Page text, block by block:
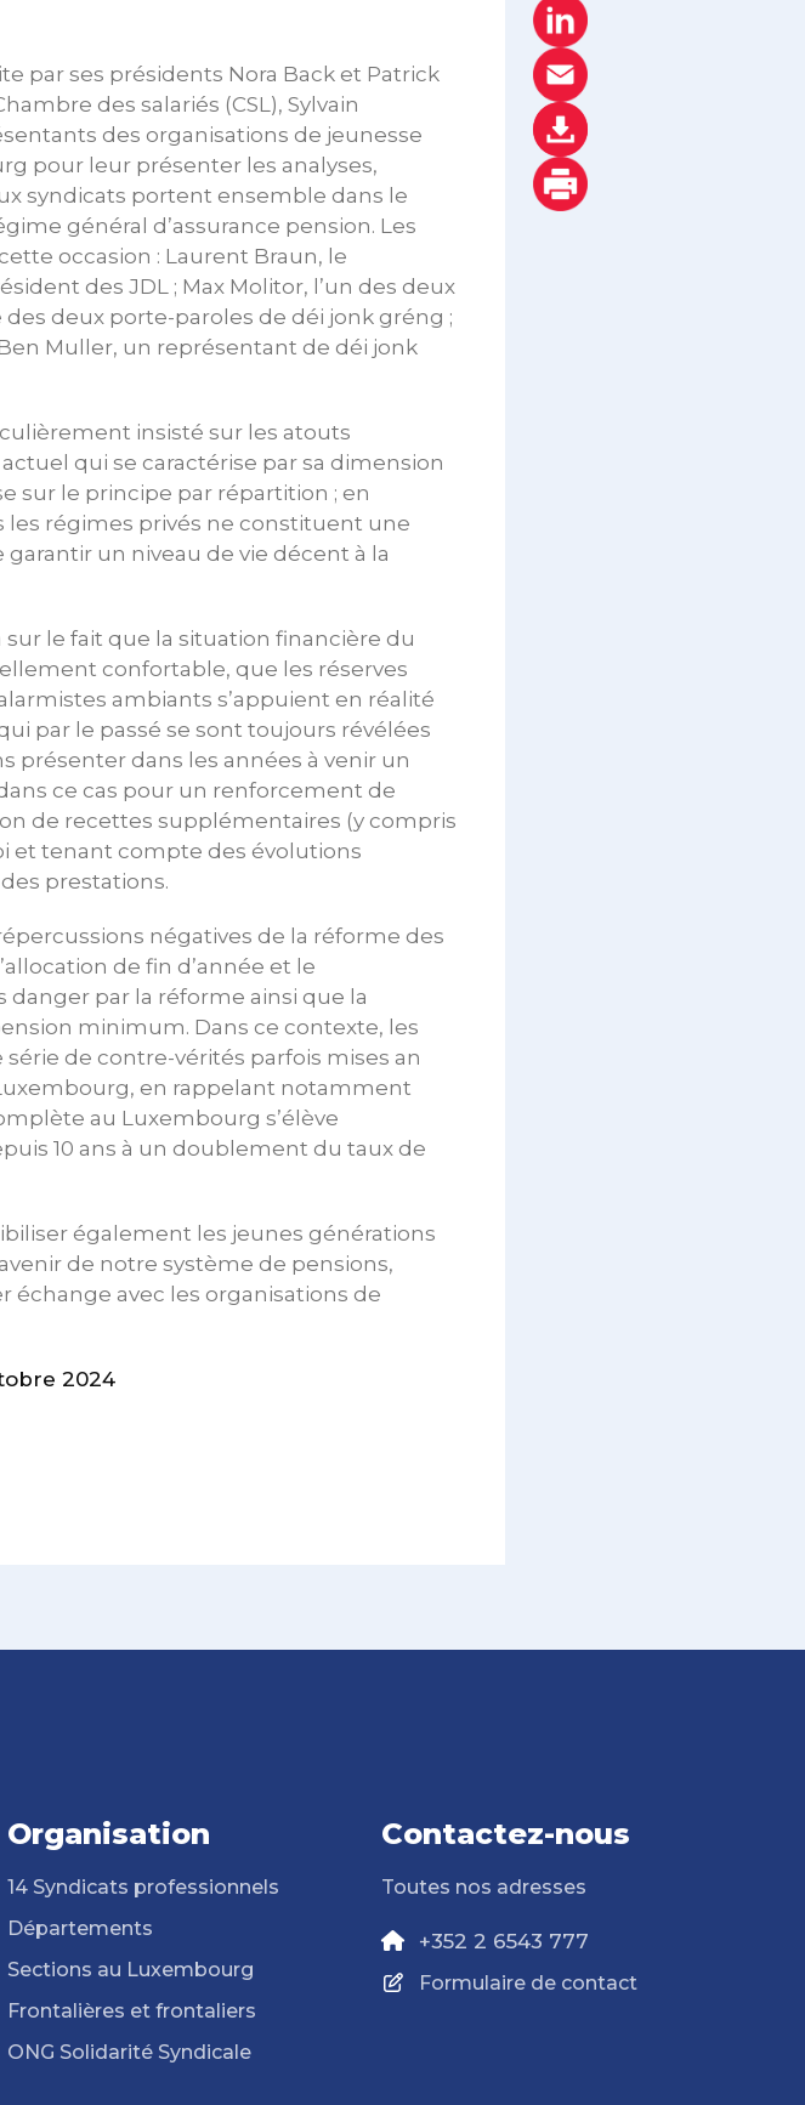
par ses présidents Nora Back et Patrick
des salariés (CSL), Sylvain
des organisations de jeunesse
pour leur présenter les analyses,
syndicats portent ensemble dans le
général d’assurance pension. Les
occasion : Laurent Braun, le
des JDL ; Max Molitor, l’un des deux
deux porte-paroles de déi jonk gréng ;
Muller, un représentant de déi jonk
insisté sur les atouts
qui se caractérise par sa dimension
sur le principe par répartition ; en
les régimes privés ne constituent une
un niveau de vie décent à la
le fait que la situation financière du
confortable, que les réserves
ambiants s’appuient en réalité
par le passé se sont toujours révélées
présenter dans les années à venir un
ce cas pour un renforcement de
de recettes supplémentaires (y compris
et tenant compte des évolutions
prestations.
négatives de la réforme des
de fin d’année et le
par la réforme ainsi que la
minimum. Dans ce contexte, les
de contre-vérités parfois mises an
en rappelant notamment
au Luxembourg s’élève
10 ans à un doublement du taux de
également les jeunes générations
de notre système de pensions,
échange avec les organisations de
2024
Organisation
14 Syndicats professionnels
Départements
Sections au Luxembourg
Frontalières et frontaliers
ONG Solidarité Syndicale
Contactez-nous
Toutes nos adresses
+352 2 6543 777
Formulaire de contact